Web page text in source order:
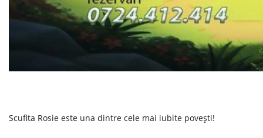
Scufita Rosie este una dintre cele mai iubite povești!